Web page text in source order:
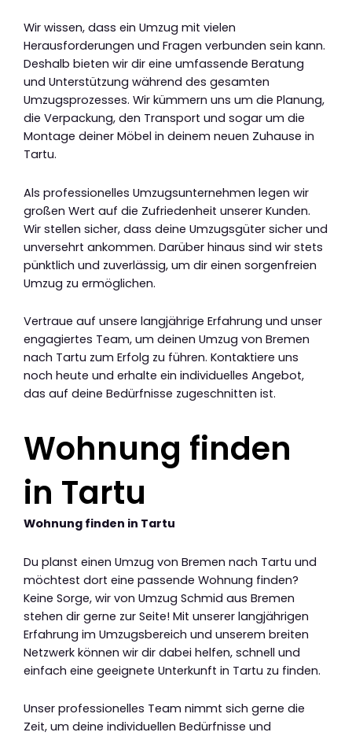
Wir wissen, dass ein Umzug mit vielen
Herausforderungen und Fragen verbunden sein kann.
Deshalb bieten wir dir eine umfassende Beratung
und Unterstützung während des gesamten
Umzugsprozesses. Wir kümmern uns um die Planung,
die Verpackung, den Transport und sogar um die
Montage deiner Möbel in deinem neuen Zuhause in
Tartu.
Als professionelles Umzugsunternehmen legen wir
großen Wert auf die Zufriedenheit unserer Kunden.
Wir stellen sicher, dass deine Umzugsgüter sicher und
unversehrt ankommen. Darüber hinaus sind wir stets
pünktlich und zuverlässig, um dir einen sorgenfreien
Umzug zu ermöglichen.
Vertraue auf unsere langjährige Erfahrung und unser
engagiertes Team, um deinen Umzug von Bremen
nach Tartu zum Erfolg zu führen. Kontaktiere uns
noch heute und erhalte ein individuelles Angebot,
das auf deine Bedürfnisse zugeschnitten ist.
Wohnung finden
in Tartu
Wohnung finden in Tartu
Du planst einen Umzug von Bremen nach Tartu und
möchtest dort eine passende Wohnung finden?
Keine Sorge, wir von Umzug Schmid aus Bremen
stehen dir gerne zur Seite! Mit unserer langjährigen
Erfahrung im Umzugsbereich und unserem breiten
Netzwerk können wir dir dabei helfen, schnell und
einfach eine geeignete Unterkunft in Tartu zu finden.
Unser professionelles Team nimmt sich gerne die
Zeit, um deine individuellen Bedürfnisse und